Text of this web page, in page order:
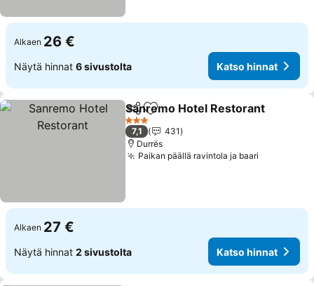
Alkaen 26 €
Näytä hinnat 6 sivustolta Katso hinnat
Jaa Lisää suosikkeihin
Sanremo Hotel Restorant
3 Tähtiluokitus
7,1
431
Durrës
Paikan päällä ravintola ja baari
Alkaen 27 €
Näytä hinnat 2 sivustolta Katso hinnat